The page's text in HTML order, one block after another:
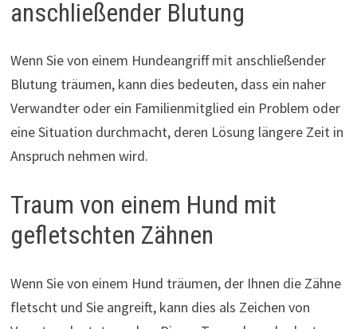
anschließender Blutung
Wenn Sie von einem Hundeangriff mit anschließender
Blutung träumen, kann dies bedeuten, dass ein naher
Verwandter oder ein Familienmitglied ein Problem oder
eine Situation durchmacht, deren Lösung längere Zeit in
Anspruch nehmen wird.
Traum von einem Hund mit
gefletschten Zähnen
Wenn Sie von einem Hund träumen, der Ihnen die Zähne
fletscht und Sie angreift, kann dies als Zeichen von